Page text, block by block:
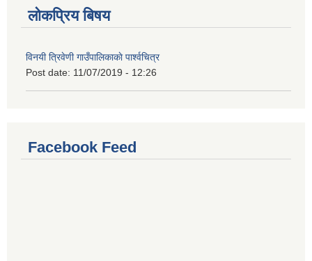
लोकप्रिय बिषय
विनयी त्रिवेणी गाउँपालिकाकाे पार्श्वचित्र
Post date: 11/07/2019 - 12:26
Facebook Feed